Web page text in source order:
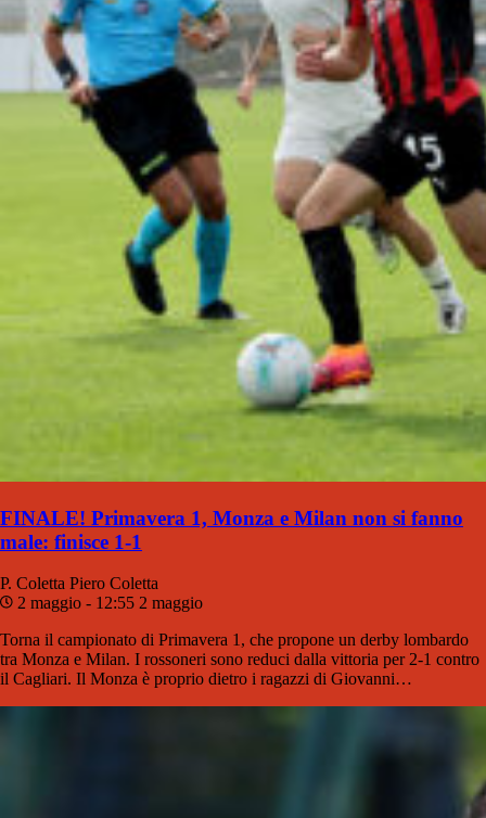
FINALE! Primavera 1, Monza e Milan non si fanno
male: finisce 1-1
P. Coletta Piero Coletta
2 maggio - 12:55 2 maggio
Torna il campionato di Primavera 1, che propone un derby lombardo
tra Monza e Milan. I rossoneri sono reduci dalla vittoria per 2-1 contro
il Cagliari. Il Monza è proprio dietro i ragazzi di Giovanni…